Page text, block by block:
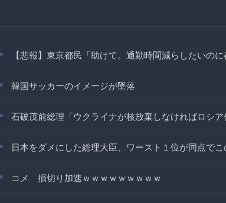
【悲報】東京都民「助けて。通勤時間減らしたいの
韓国サッカーのイメージが墜落
石破茂前総理「ウクライナが核放棄しなければロシア
日本をダメにした総理大臣、ワースト１位が同点で
コメ 損切り加速ｗｗｗｗｗｗｗｗｗ